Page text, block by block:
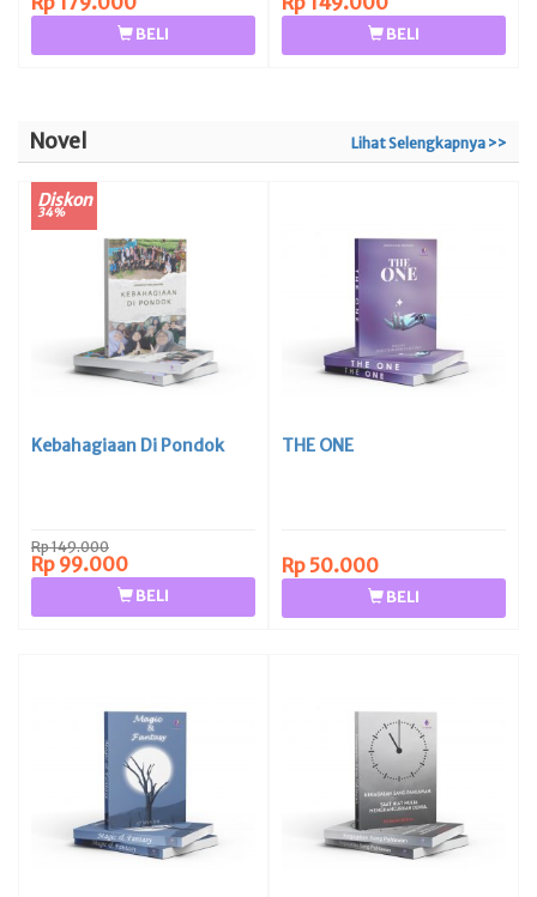
BELI BELI
Novel Lihat Selengkapnya >>
Diskon
34%
Kebahagiaan Di Pondok
Rp 149.000
Rp 99.000
BELI
THE ONE
Rp 50.000
BELI